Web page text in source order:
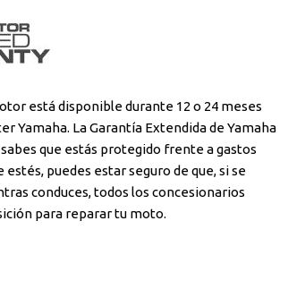
está disponible durante 12 o 24 meses
Yamaha. La Garantía Extendida de Yamaha
que estás protegido frente a gastos
puedes estar seguro de que, si se
conduces, todos los concesionarios
para reparar tu moto.